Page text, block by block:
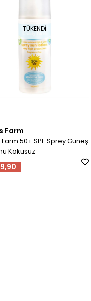
TÜKENDI
Farm
50+ SPF Sprey Güneş
Kokusuz